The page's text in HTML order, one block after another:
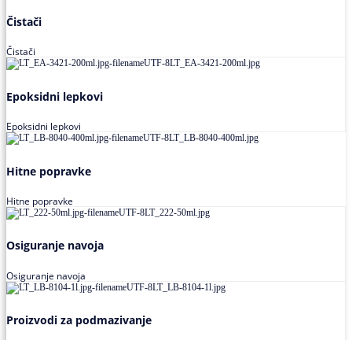
Čistači
Čistači
Epoksidni lepkovi
Epoksidni lepkovi
Hitne popravke
Hitne popravke
Osiguranje navoja
Osiguranje navoja
Proizvodi za podmazivanje